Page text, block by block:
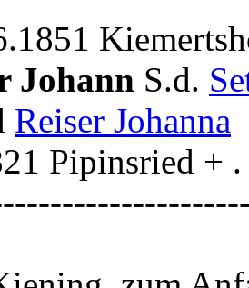
Johann S.d.
Reiser Johanna
Pipinsried +